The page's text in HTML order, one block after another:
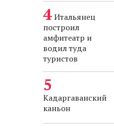
Итальянец
построил
амфитеатр и
водил туда
туристов
Кадаргаванский
каньон